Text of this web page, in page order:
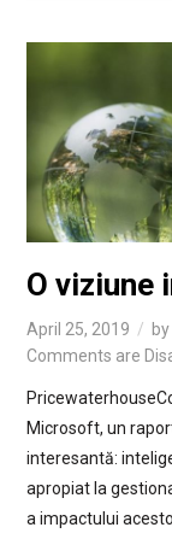
O viziune
April 25, 2019 by
Comments are
Microsoft, un
interesantă:
apropiat la
a impactului